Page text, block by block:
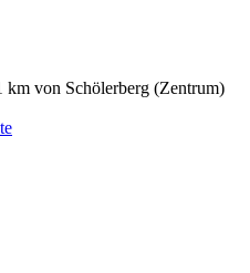
km von Schölerberg (Zentrum)